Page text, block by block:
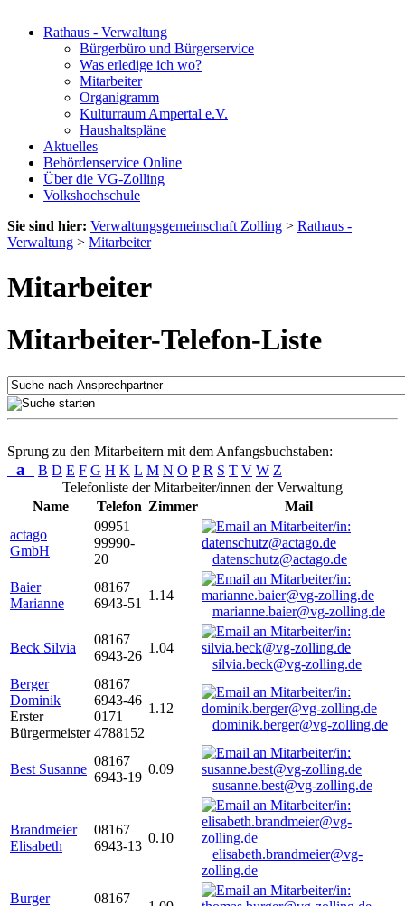
Rathaus - Verwaltung
Bürgerbüro und Bürgerservice
Was erledige ich wo?
Mitarbeiter
Organigramm
Kulturraum Ampertal e.V.
Haushaltspläne
Aktuelles
Behördenservice Online
Über die VG-Zolling
Volkshochschule
Sie sind hier: Verwaltungsgemeinschaft Zolling > Rathaus -
Verwaltung > Mitarbeiter
Mitarbeiter
Mitarbeiter-Telefon-Liste
Sprung zu den Mitarbeitern mit dem Anfangsbuchstaben:
a B D E F G H K L M N O P R S T V W Z
Telefonliste der Mitarbeiter/innen der Verwaltung
Name
Telefon Zimmer
Mail
actago
GmbH
09951
99990-
20
datenschutz@actago.de
Baier
Marianne
08167
6943-51
1.14
marianne.baier@vg-zolling.de
Beck Silvia
08167
6943-26
1.04
silvia.beck@vg-zolling.de
Berger
Dominik
Erster
Bürgermeister
08167
6943-46
0171
4788152
1.12
dominik.berger@vg-zolling.de
Best Susanne
08167
6943-19
0.09
susanne.best@vg-zolling.de
Brandmeier
Elisabeth
08167
6943-13
0.10
elisabeth.brandmeier@vg-
zolling.de
Burger
08167